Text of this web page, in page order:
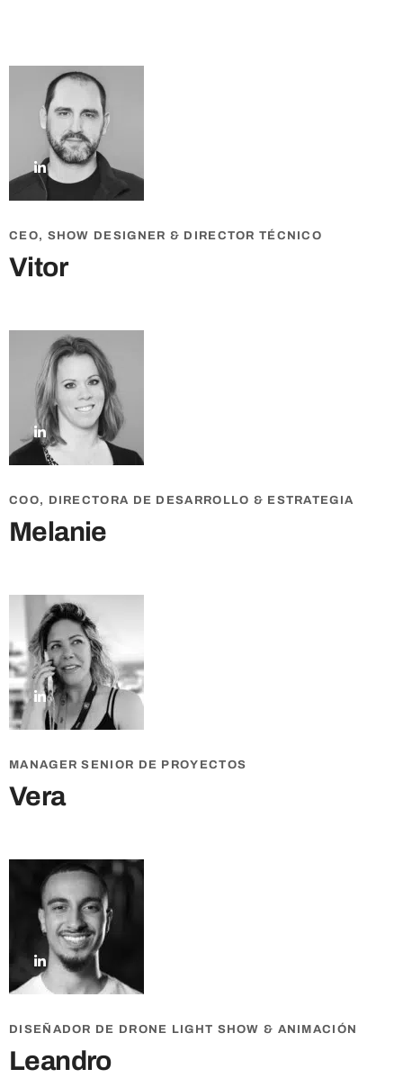
CEO, SHOW DESIGNER & DIRECTOR TÉCNICO
Vitor
COO, DIRECTORA DE DESARROLLO & ESTRATEGIA
Melanie
MANAGER SENIOR DE PROYECTOS
Vera
DISEÑADOR DE DRONE LIGHT SHOW & ANIMACIÓN
Leandro